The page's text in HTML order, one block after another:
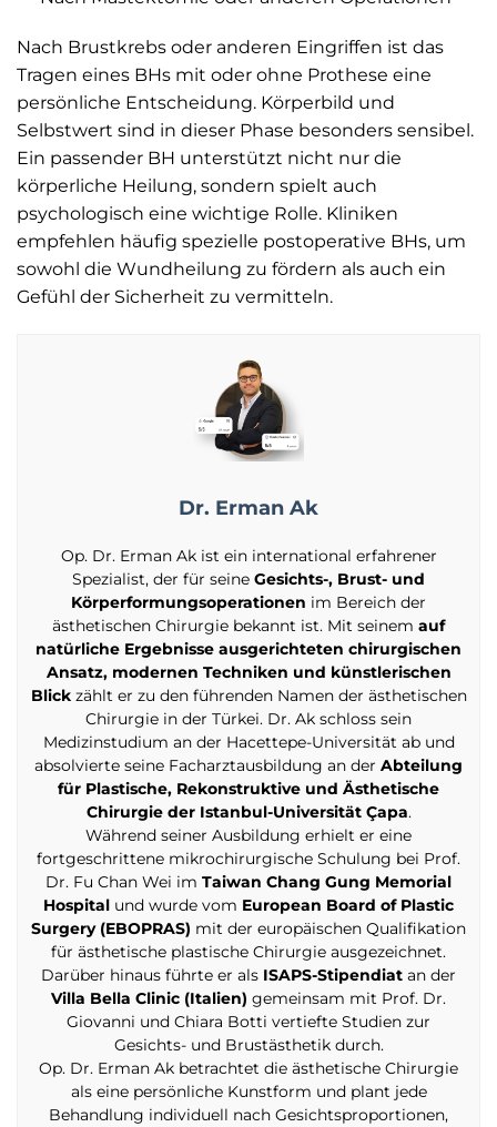
Nach Brustkrebs oder anderen Eingriffen ist das
Tragen eines BHs mit oder ohne Prothese eine
persönliche Entscheidung. Körperbild und
Selbstwert sind in dieser Phase besonders sensibel.
Ein passender BH unterstützt nicht nur die
körperliche Heilung, sondern spielt auch
psychologisch eine wichtige Rolle. Kliniken
empfehlen häufig spezielle postoperative BHs, um
sowohl die Wundheilung zu fördern als auch ein
Gefühl der Sicherheit zu vermitteln.
Dr. Erman Ak
Op. Dr. Erman Ak ist ein international erfahrener
Spezialist, der für seine Gesichts-, Brust- und
Körperformungsoperationen im Bereich der
ästhetischen Chirurgie bekannt ist. Mit seinem auf
natürliche Ergebnisse ausgerichteten chirurgischen
Ansatz, modernen Techniken und künstlerischen
Blickzählt er zu den führenden Namen der ästhetischen
Chirurgie in der Türkei. Dr. Ak schloss sein
Medizinstudium an der Hacettepe-Universität ab und
absolvierte seine Facharztausbildung an der Abteilung
für Plastische, Rekonstruktive und Ästhetische
Chirurgie der Istanbul-Universität Çapa.
Während seiner Ausbildung erhielt er eine
fortgeschrittene mikrochirurgische Schulung bei Prof.
Dr. Fu Chan Wei im Taiwan Chang Gung Memorial
Hospital und wurde vom European Board of Plastic
Surgery (EBOPRAS) mit der europäischen Qualifikation
für ästhetische plastische Chirurgie ausgezeichnet.
Darüber hinaus führte er als ISAPS-Stipendiat an der
Villa Bella Clinic (Italien) gemeinsam mit Prof. Dr.
Giovanni und Chiara Botti vertiefte Studien zur
Gesichts- und Brustästhetik durch.
Op. Dr. Erman Ak betrachtet die ästhetische Chirurgie
als eine persönliche Kunstform und plant jede
Behandlung individuell nach Gesichtsproportionen,